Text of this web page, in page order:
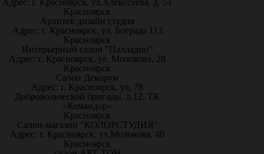
Адрес: г. Красноярск, ул.Алекссеева, д. 51
Красноярск
Архитек дизайн студия
Адрес: г. Красноярск, ул. Бограда 113
Красноярск
Интерьерный салон "Палладио"
Адрес: г. Красноярск, ул. Молокова, 28
Красноярск
Салон Декорум
Адрес: г. Красноярск, ул. 78
Добровольческой бригады, д.12, ТК
«Командор»
Красноярск
Салон-магазин "КОЛОРСТУДИЯ"
Адрес: г. Красноярск, ул.Молокова, 40
Красноярск